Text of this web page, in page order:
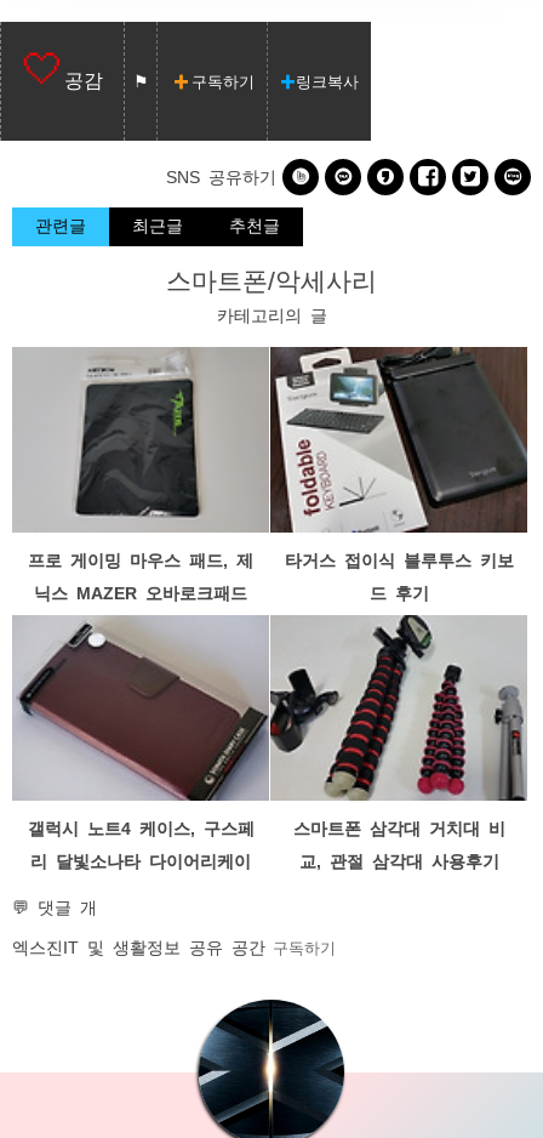
공감 구독하기 링크복사
SNS 공유하기      
관련글 최근글 추천글
스마트폰/악세사리
카테고리의 글
프로 게이밍 마우스 패드, 제
닉스 MAZER 오바로크패드
타거스 접이식 블루투스 키보
드 후기
갤럭시 노트4 케이스, 구스페
리 달빛소나타 다이어리케이
스마트폰 삼각대 거치대 비
교, 관절 삼각대 사용후기
💬 댓글 개
엑스진 IT 및 생활정보 공유 공간 구독하기